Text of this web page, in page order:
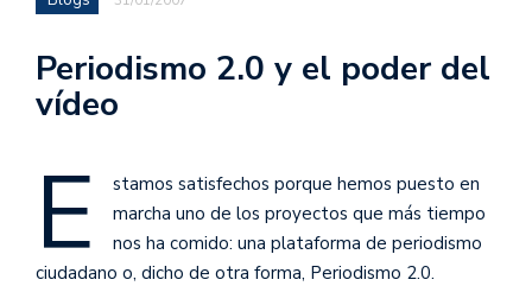
Periodismo 2.0 y el poder del
vídeo
E
stamos satisfechos porque hemos puesto en
marcha uno de los proyectos que más tiempo
nos ha comido: una plataforma de periodismo
ciudadano o, dicho de otra forma, Periodismo 2.0.